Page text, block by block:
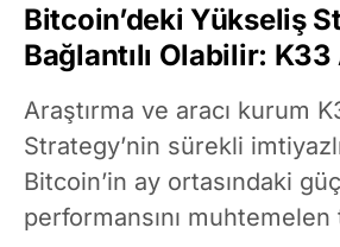
Bitcoin’deki Yükseliş
Bağlantılı Olabilir:
Araştırma ve aracı kurum
Strategy’nin sürekli
Bitcoin’in ay ortasındaki
performansını